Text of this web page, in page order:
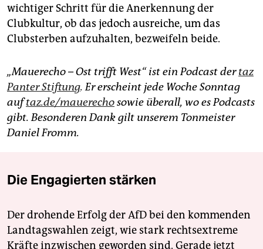
wichtiger Schritt für die Anerkennung der
Clubkultur, ob das jedoch ausreiche, um das
Clubsterben aufzuhalten, bezweifeln beide.
„Mauerecho – Ost trifft West“ ist ein Podcast dertaz
Panter Stiftung. Er erscheint jede Woche Sonntag
auftaz.de/mauerechosowie überall, wo es Podcasts
gibt. Besonderen Dank gilt unserem Tonmeister
Daniel Fromm.
Die Engagierten stärken
Der drohende Erfolg der AfD bei den kommenden
Landtagswahlen zeigt, wie stark rechtsextreme
Kräfte inzwischen geworden sind. Gerade jetzt